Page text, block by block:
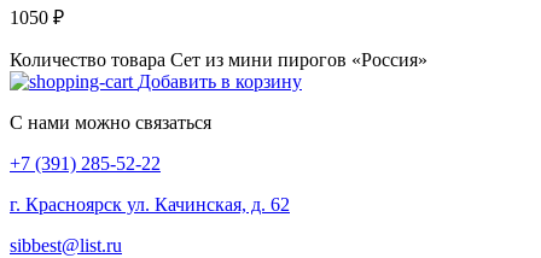
1050 ₽
Количество товара Сет из мини пирогов «Россия»
Добавить в корзину
С нами можно связаться
+7 (391) 285-52-22
г. Красноярск ул. Качинская, д. 62
sibbest@list.ru